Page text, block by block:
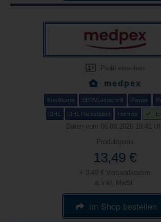
Profil einsehen
medpex
Kreditkarte SEPA/Lastschrift Paypal
DHL DHL Packstation Hermes
Daten vom 06.08.2026 19:41
Produktpreis
13,49 €
+ 3,49 € Versandkosten
& inkl. MwSt.
im Shop bestellen